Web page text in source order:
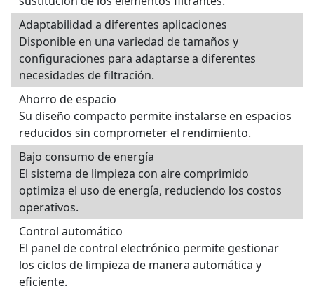
Adaptabilidad a diferentes aplicaciones
Disponible en una variedad de tamaños y
configuraciones para adaptarse a diferentes
necesidades de filtración.
Ahorro de espacio
Su diseño compacto permite instalarse en espacios
reducidos sin comprometer el rendimiento.
Bajo consumo de energía
El sistema de limpieza con aire comprimido
optimiza el uso de energía, reduciendo los costos
operativos.
Control automático
El panel de control electrónico permite gestionar
los ciclos de limpieza de manera automática y
eficiente.